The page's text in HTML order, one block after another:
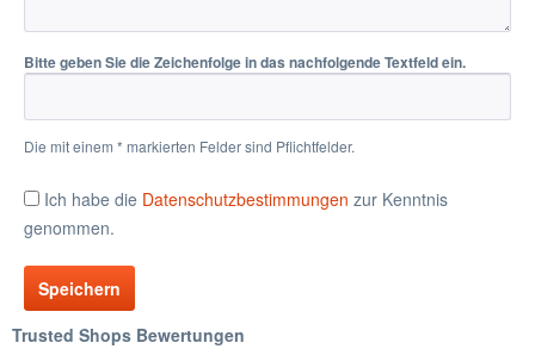
Bitte geben Sie die Zeichenfolge in das nachfolgende Textfeld ein.
Die mit einem * markierten Felder sind Pflichtfelder.
Ich habe die Datenschutzbestimmungen zur Kenntnis
genommen.
Speichern
Trusted Shops Bewertungen